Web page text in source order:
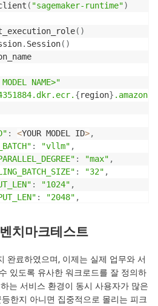
( "sagemaker-runtime")
( )
. Session( )
NAME>"
{region}
: <YOUR MODEL ID>,
: "vllm" ,
: "max" ,
: "32" ,
: "1024" ,
: "2048" ,
= sm_client. create_model(
,
= role ,
= {
치마크테스트
완료하였으며, 이제는 실제 업무와 서
있도록 유사한 워크로드를 잘 정의하
는 서비스 환경이 동시 사용자가 많은
한지 아니면 집중적으로 몰리는 피크